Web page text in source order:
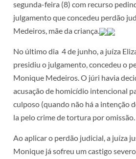
segunda-feira (8) com recurso
julgamento que concedeu perdão
Medeiros, mãe da criança.
No último dia 4 de junho, a juíza
presidiu o julgamento, concedeu o
Monique Medeiros. O júri havia
acusação de homicídio intencional
culposo (quando não há a intenção
la pelo crime de tortura por omissão.
Ao aplicar o perdão judicial, a juíza
Monique já sofreu um castigo